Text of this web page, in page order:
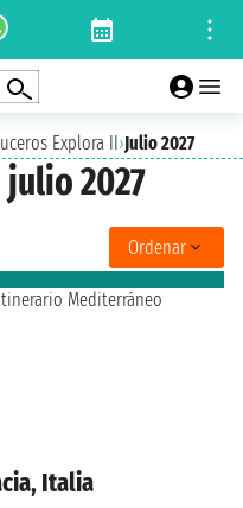
Explora II›Julio 2027
2027
Ordenar
Italia